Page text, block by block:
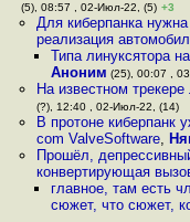
(5), 08:57 , 02-Июл-22, (5) +3
Для киберпанка
реализация
Типа линуксятора
Аноним (25), 00:07 ,
На известном
(?), 12:40 , 02-Июл-22, (14)
В протоне киберпанк
com ValveSoftware,
Прошёл,
конвертирующая
главное, там есть
сюжет, что сюжет,